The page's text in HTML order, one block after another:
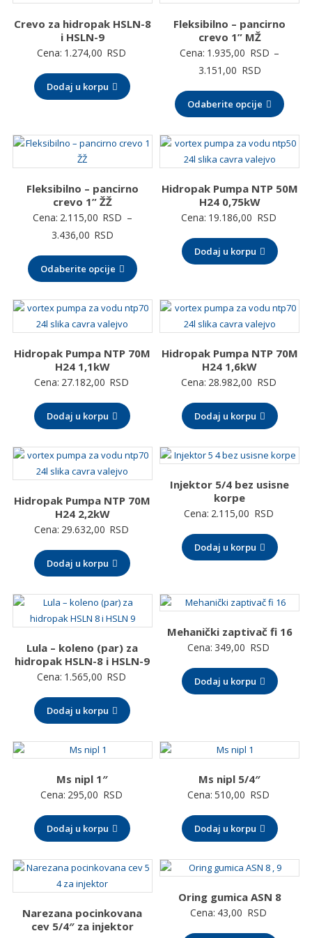
Crevo za hidropak HSLN-8
i HSLN-9
Cena: 1.274,00 RSD
Dodaj u korpu
Fleksibilno – pancirno
crevo 1” MŽ
Cena: 1.935,00 RSD –
3.151,00 RSD
od
1.935,00
do
3.151,00
Odaberite opcije
Fleksibilno – pancirno
crevo 1” ŽŽ
Cena: 2.115,00 RSD –
3.436,00 RSD
od
2.115,00 RSD
do
3.436,00 RSD
Odaberite opcije
Hidropak Pumpa NTP 50M
H24 0,75kW
Cena: 19.186,00 RSD
Dodaj u korpu
Hidropak Pumpa NTP 70M
H24 1,1kW
Cena: 27.182,00 RSD
Dodaj u korpu
Hidropak Pumpa NTP 70M
H24 1,6kW
Cena: 28.982,00 RSD
Dodaj u korpu
Hidropak Pumpa NTP 70M
H24 2,2kW
Cena: 29.632,00 RSD
Dodaj u korpu
Injektor 5/4 bez usisne
korpe
Cena: 2.115,00 RSD
Dodaj u korpu
Lula – koleno (par) za
hidropak HSLN-8 i HSLN-9
Cena: 1.565,00 RSD
Dodaj u korpu
Mehanički zaptivač fi 16
Cena: 349,00 RSD
Dodaj u korpu
Ms nipl 1″
Cena: 295,00 RSD
Dodaj u korpu
Ms nipl 5/4″
Cena: 510,00 RSD
Dodaj u korpu
Narezana pocinkovana
cev 5/4″ za injektor
Oring gumica ASN 8
Cena: 43,00 RSD